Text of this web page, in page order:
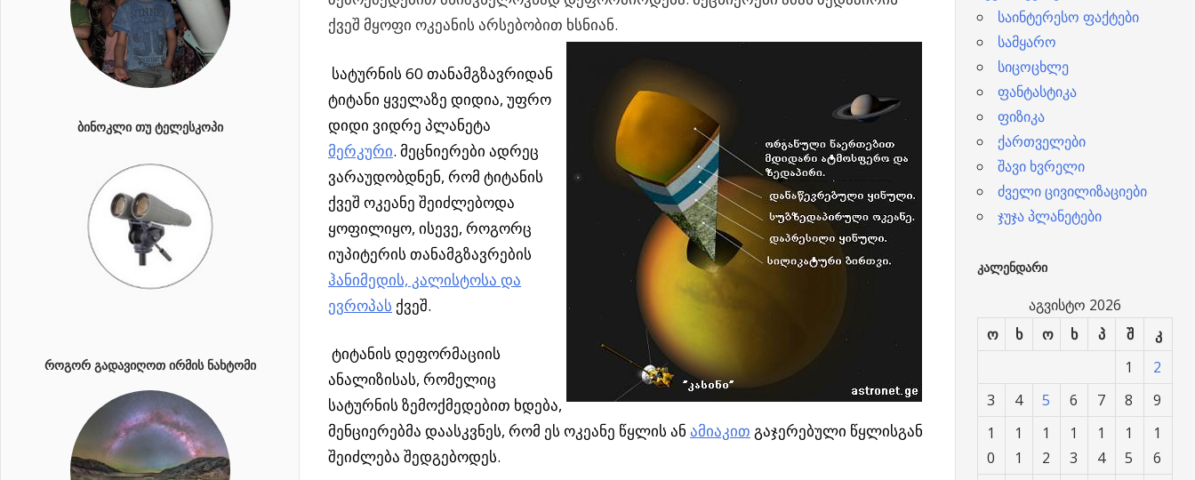
ქვეშ მყოფი ოკეანის არსებობით ხსნიან.
სატურნის 60 თანამგზავრიდან
ტიტანი ყველაზე დიდია, უფრო
დიდი ვიდრე პლანეტა
მერკური. მეცნიერები ადრეც
ვარაუდობდნენ, რომ ტიტანის
ქვეშ ოკეანე შეიძლებოდა
ყოფილიყო, ისევე, როგორც
იუპიტერის თანამგზავრების
ჰანიმედის, კალისტოსა და
ევროპას ქვეშ.
ტიტანის დეფორმაციის
ანალიზისას, რომელიც
სატურნის ზემოქმედებით ხდება,
მენციერებმა დაასკვნეს, რომ ეს ოკეანე წყლის ან ამიაკით გაჯერებული წყლისგან
შეიძლება შედგებოდეს.
ᲑᲘᲜᲝᲙᲚᲘ ᲗᲣ ᲢᲔᲚᲔᲡᲙᲝᲞᲘ
ᲠᲝᲒᲝᲠ ᲒᲐᲓᲐᲕᲘᲦᲝᲗ ᲘᲠᲛᲘᲡ ᲜᲐᲮᲢᲝᲛᲘ
საინტერესო ფაქტები
სამყარო
სიცოცხლე
ფანტასტიკა
ფიზიკა
ქართველები
შავი ხვრელი
ძველი ცივილიზაციები
ჯუჯა პლანეტები
ᲙᲐᲚᲔᲜᲓᲐᲠᲘ
აგვისტო 2026
ო
ხ ო ხ პ შ კ
1
2
3
4 5 6 7 8
9
1
0
1
1
1
2
1
3
1
4
1
5
1
6